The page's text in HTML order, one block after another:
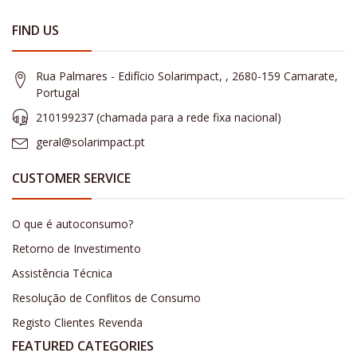
FIND US
Rua Palmares - Edifício Solarimpact, , 2680-159 Camarate,
Portugal
210199237 (​chamada para a rede fixa nacional)
geral@solarimpact.pt
CUSTOMER SERVICE
O que é autoconsumo?
Retorno de Investimento
Assistência Técnica
Resolução de Conflitos de Consumo
Registo Clientes Revenda
FEATURED CATEGORIES